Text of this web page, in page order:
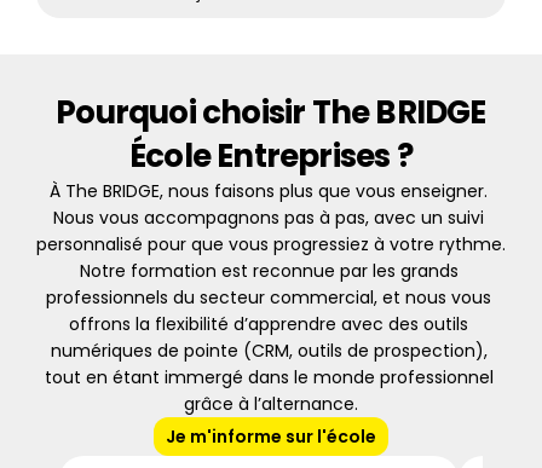
Pourquoi choisir The BRIDGE
École Entreprises ?
À The BRIDGE, nous faisons plus que vous enseigner.
Nous vous accompagnons pas à pas, avec un suivi
personnalisé pour que vous progressiez à votre rythme.
Notre formation est reconnue par les grands
professionnels du secteur commercial, et nous vous
offrons la flexibilité d’apprendre avec des outils
numériques de pointe (CRM, outils de prospection),
tout en étant immergé dans le monde professionnel
grâce à l’alternance.
Je m'informe sur l'école